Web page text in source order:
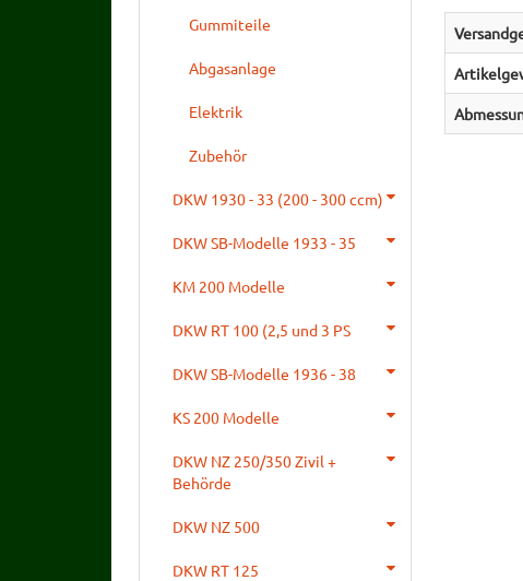
Gummiteile
Abgasanlage
Elektrik
Zubehör
DKW 1930 - 33 (200 - 300 ccm)
DKW SB-Modelle 1933 - 35
KM 200 Modelle
DKW RT 100 (2,5 und 3 PS
DKW SB-Modelle 1936 - 38
KS 200 Modelle
DKW NZ 250/350 Zivil +
Behörde
DKW NZ 500
DKW RT 125